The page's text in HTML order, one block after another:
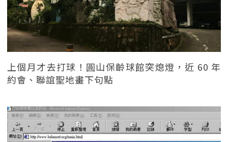
上個月才去打球！圓山保齡球館突熄燈，近 60 年
約會、聯誼聖地畫下句點